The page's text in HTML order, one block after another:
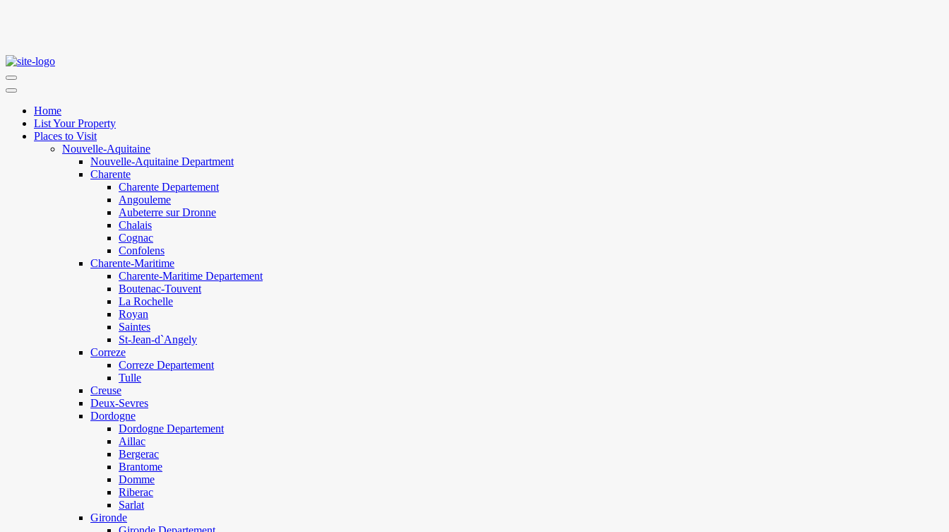
Home
List Your Property
Places to Visit
Nouvelle-Aquitaine
Nouvelle-Aquitaine Department
Charente
Charente Departement
Angouleme
Aubeterre sur Dronne
Chalais
Cognac
Confolens
Charente-Maritime
Charente-Maritime Departement
Boutenac-Touvent
La Rochelle
Royan
Saintes
St-Jean-d`Angely
Correze
Correze Departement
Tulle
Creuse
Deux-Sevres
Dordogne
Dordogne Departement
Aillac
Bergerac
Brantome
Domme
Riberac
Sarlat
Gironde